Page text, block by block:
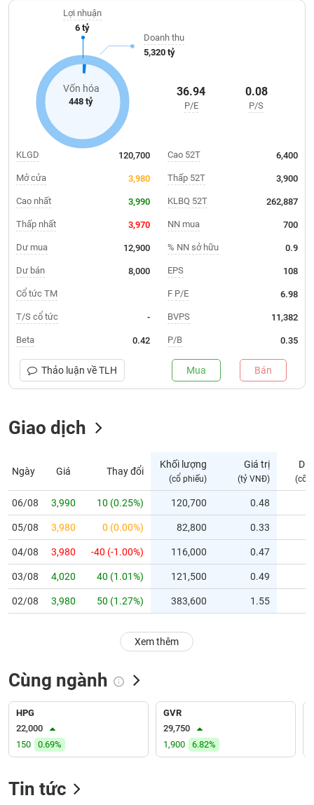
doanh
chỉ
số
Biến
cổ
phiếu
Giao
nội
bộ
Trạng
phiếu
mô
Niêm
yết
Niêm
yết
mới
Niêm
yết
sung
Theo
đặc
biệt
Không
ký
quỹ
bán vật liệu xây dựng, trong đó, sản phẩm chủ yếu là các sản
phẩm về sắt thép.
Vốn hóa
448 tỷ
Lợi nhuận
6 tỷ
Doanh thu
5,320 tỷ
36.94
P/E
0.08
P/S
KLGD 120,700
Mở cửa 3,980
Cao nhất 3,990
Thấp nhất 3,970
Dư mua 12,900
Dư bán 8,000
Cổ tức TM
T/S cổ tức -
Beta 0.42
Cao 52T 6,400
Thấp 52T 3,900
KLBQ 52T 262,887
NN mua 700
% NN sở hữu 0.9
EPS 108
F P/E 6.98
BVPS 11,382
P/B 0.35
Thảo luận vềTLH Mua Bán
Giao dịch
Ngày Giá Thay đổi
Khối lượng
(cổ phiếu)
Giá trị
(tỷ VNĐ)
Dư
(cổ
06/08 3,990 10 (0.25%) 120,700 0.48
05/08 3,980 0 (0.00%) 82,800 0.33
04/08 3,980 -40 (-1.00%) 116,000 0.47
03/08 4,020 40 (1.01%) 121,500 0.49
02/08 3,980 50 (1.27%) 383,600 1.55
Xem thêm
Cùng ngành
HPG
22,000
150
0.69%
GVR
29,750
1,900
6.82%
Tin tức
DƯƠNG
TÀI
CHÍNH
NHÂN
PHÂN
TÍCH
VĨ
NGÀNH
DOANH
NGHIỆP
PHIẾU
PHÁI
SINH
TRÁI
CÔNG
TƯ
XUẤT
DỮ